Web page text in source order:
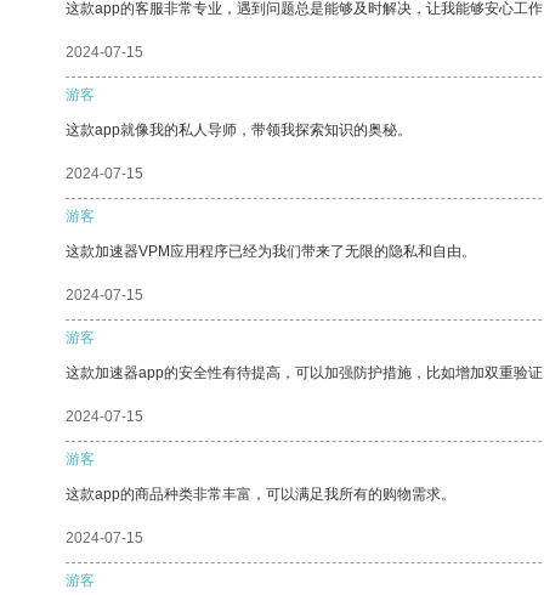
这款app的客服非常专业，遇到问题总是能够及时解决，让我能够安心工
2024-07-15
游客
这款app就像我的私人导师，带领我探索知识的奥秘。
2024-07-15
游客
这款加速器VPM应用程序已经为我们带来了无限的隐私和自由。
2024-07-15
游客
这款加速器app的安全性有待提高，可以加强防护措施，比如增加双重验
2024-07-15
游客
这款app的商品种类非常丰富，可以满足我所有的购物需求。
2024-07-15
游客